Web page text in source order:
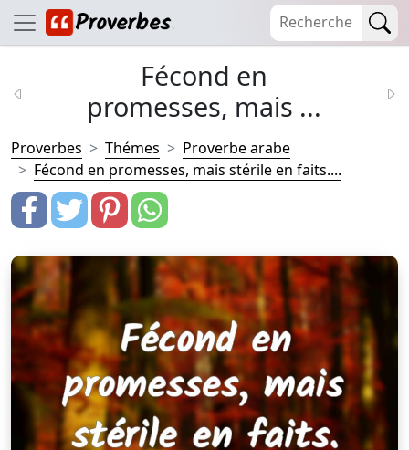
Fécond en
promesses, mais ...
Proverbes Thémes
Proverbe arabe
Fécond en promesses, mais stérile en faits....